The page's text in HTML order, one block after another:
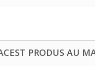
PRODUS AU